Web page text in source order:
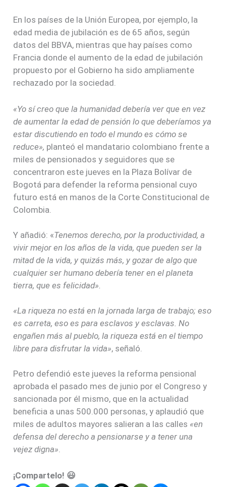
En los países de la Unión Europea, por ejemplo, la
edad media de jubilación es de 65 años, según
datos del BBVA, mientras que hay países como
Francia donde el aumento de la edad de jubilación
propuesto por el Gobierno ha sido ampliamente
rechazado por la sociedad.
«Yo sí creo que la humanidad debería ver que en vez
de aumentar la edad de pensión lo que deberíamos ya
estar discutiendo en todo el mundo es cómo se
reduce», planteó el mandatario colombiano frente a
miles de pensionados y seguidores que se
concentraron este jueves en la Plaza Bolívar de
Bogotá para defender la reforma pensional cuyo
futuro está en manos de la Corte Constitucional de
Colombia.
Y añadió: «Tenemos derecho, por la productividad, a
vivir mejor en los años de la vida, que pueden ser la
mitad de la vida, y quizás más, y gozar de algo que
cualquier ser humano debería tener en el planeta
tierra, que es felicidad».
«La riqueza no está en la jornada larga de trabajo; eso
es carreta, eso es para esclavos y esclavas. No
engañen más al pueblo, la riqueza está en el tiempo
libre para disfrutar la vida», señaló.
Petro defendió este jueves la reforma pensional
aprobada el pasado mes de junio por el Congreso y
sancionada por él mismo, que en la actualidad
beneficia a unas 500.000 personas, y aplaudió que
miles de adultos mayores salieran a las calles «en
defensa del derecho a pensionarse y a tener una
vejez digna»
¡Compartelo! 😃